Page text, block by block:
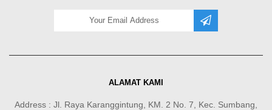
ALAMAT KAMI
Address : Jl. Raya Karanggintung, KM. 2 No. 7, Kec. Sumbang,